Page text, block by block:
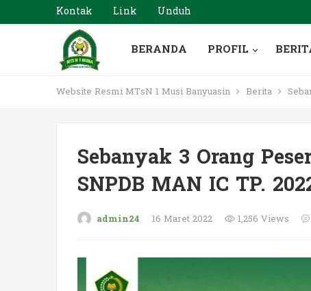
Kontak Link Unduh
BERANDA PROFIL
Website Resmi MTsN 1 Musi Banyuasin Berita
Sebanyak 3 Orang
SNPDB MAN IC TP.
admin24 16 Maret 2022 1,256 Views